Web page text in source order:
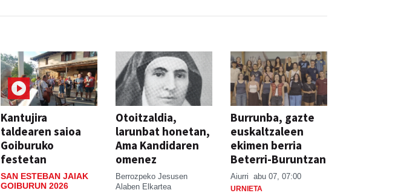
Kantujira
taldearen saioa
Goiburuko
festetan
SAN ESTEBAN JAIAK
GOIBURUN 2026
Otoitzaldia,
larunbat honetan,
Ama Kandidaren
omenez
Berrozpeko Jesusen
Alaben Elkartea
Burrunba, gazte
euskaltzaleen
ekimen berria
Beterri-Buruntzan
Aiurri abu 07, 07:00
URNIETA